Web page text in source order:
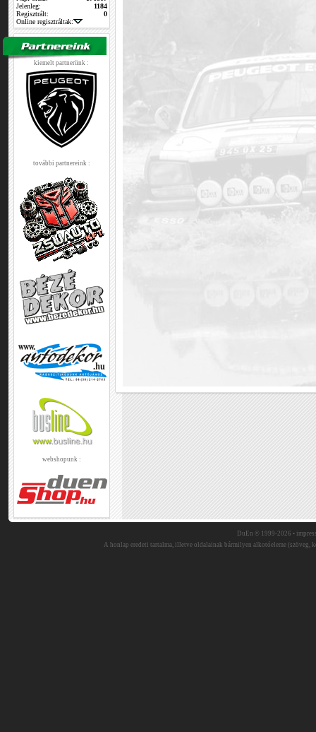
Jelenleg:
1184
Regisztrált:
0
Online regisztráltak:
kiemelt partnerünk :
további partnereink :
webshopunk :
DuEn © 1999-2026 •
A honlap eredeti tartalma, illetve oldalainak bármilyen alkotóeleme (szöveg,